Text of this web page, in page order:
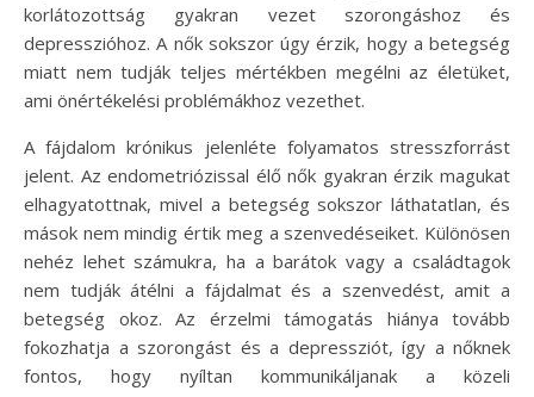
korlátozottság gyakran vezet szorongáshoz és
depresszióhoz. A nők sokszor úgy érzik, hogy a betegség
miatt nem tudják teljes mértékben megélni az életüket,
ami önértékelési problémákhoz vezethet.
A fájdalom krónikus jelenléte folyamatos stresszforrást
jelent. Az endometriózissal élő nők gyakran érzik magukat
elhagyatottnak, mivel a betegség sokszor láthatatlan, és
mások nem mindig értik meg a szenvedéseiket. Különösen
nehéz lehet számukra, ha a barátok vagy a családtagok
nem tudják átélni a fájdalmat és a szenvedést, amit a
betegség okoz. Az érzelmi támogatás hiánya tovább
fokozhatja a szorongást és a depressziót, így a nőknek
fontos, hogy nyíltan kommunikáljanak a közeli